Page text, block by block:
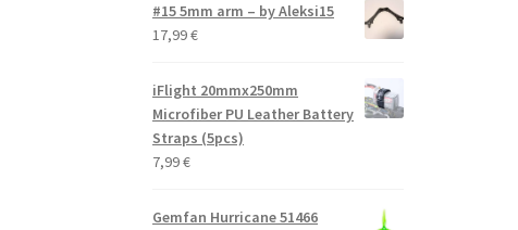
#15 5mm arm – by Aleksi15
17,99€
iFlight 20mmx250mm
Microfiber PU Leather Battery
Straps (5pcs)
7,99€
Gemfan Hurricane 51466